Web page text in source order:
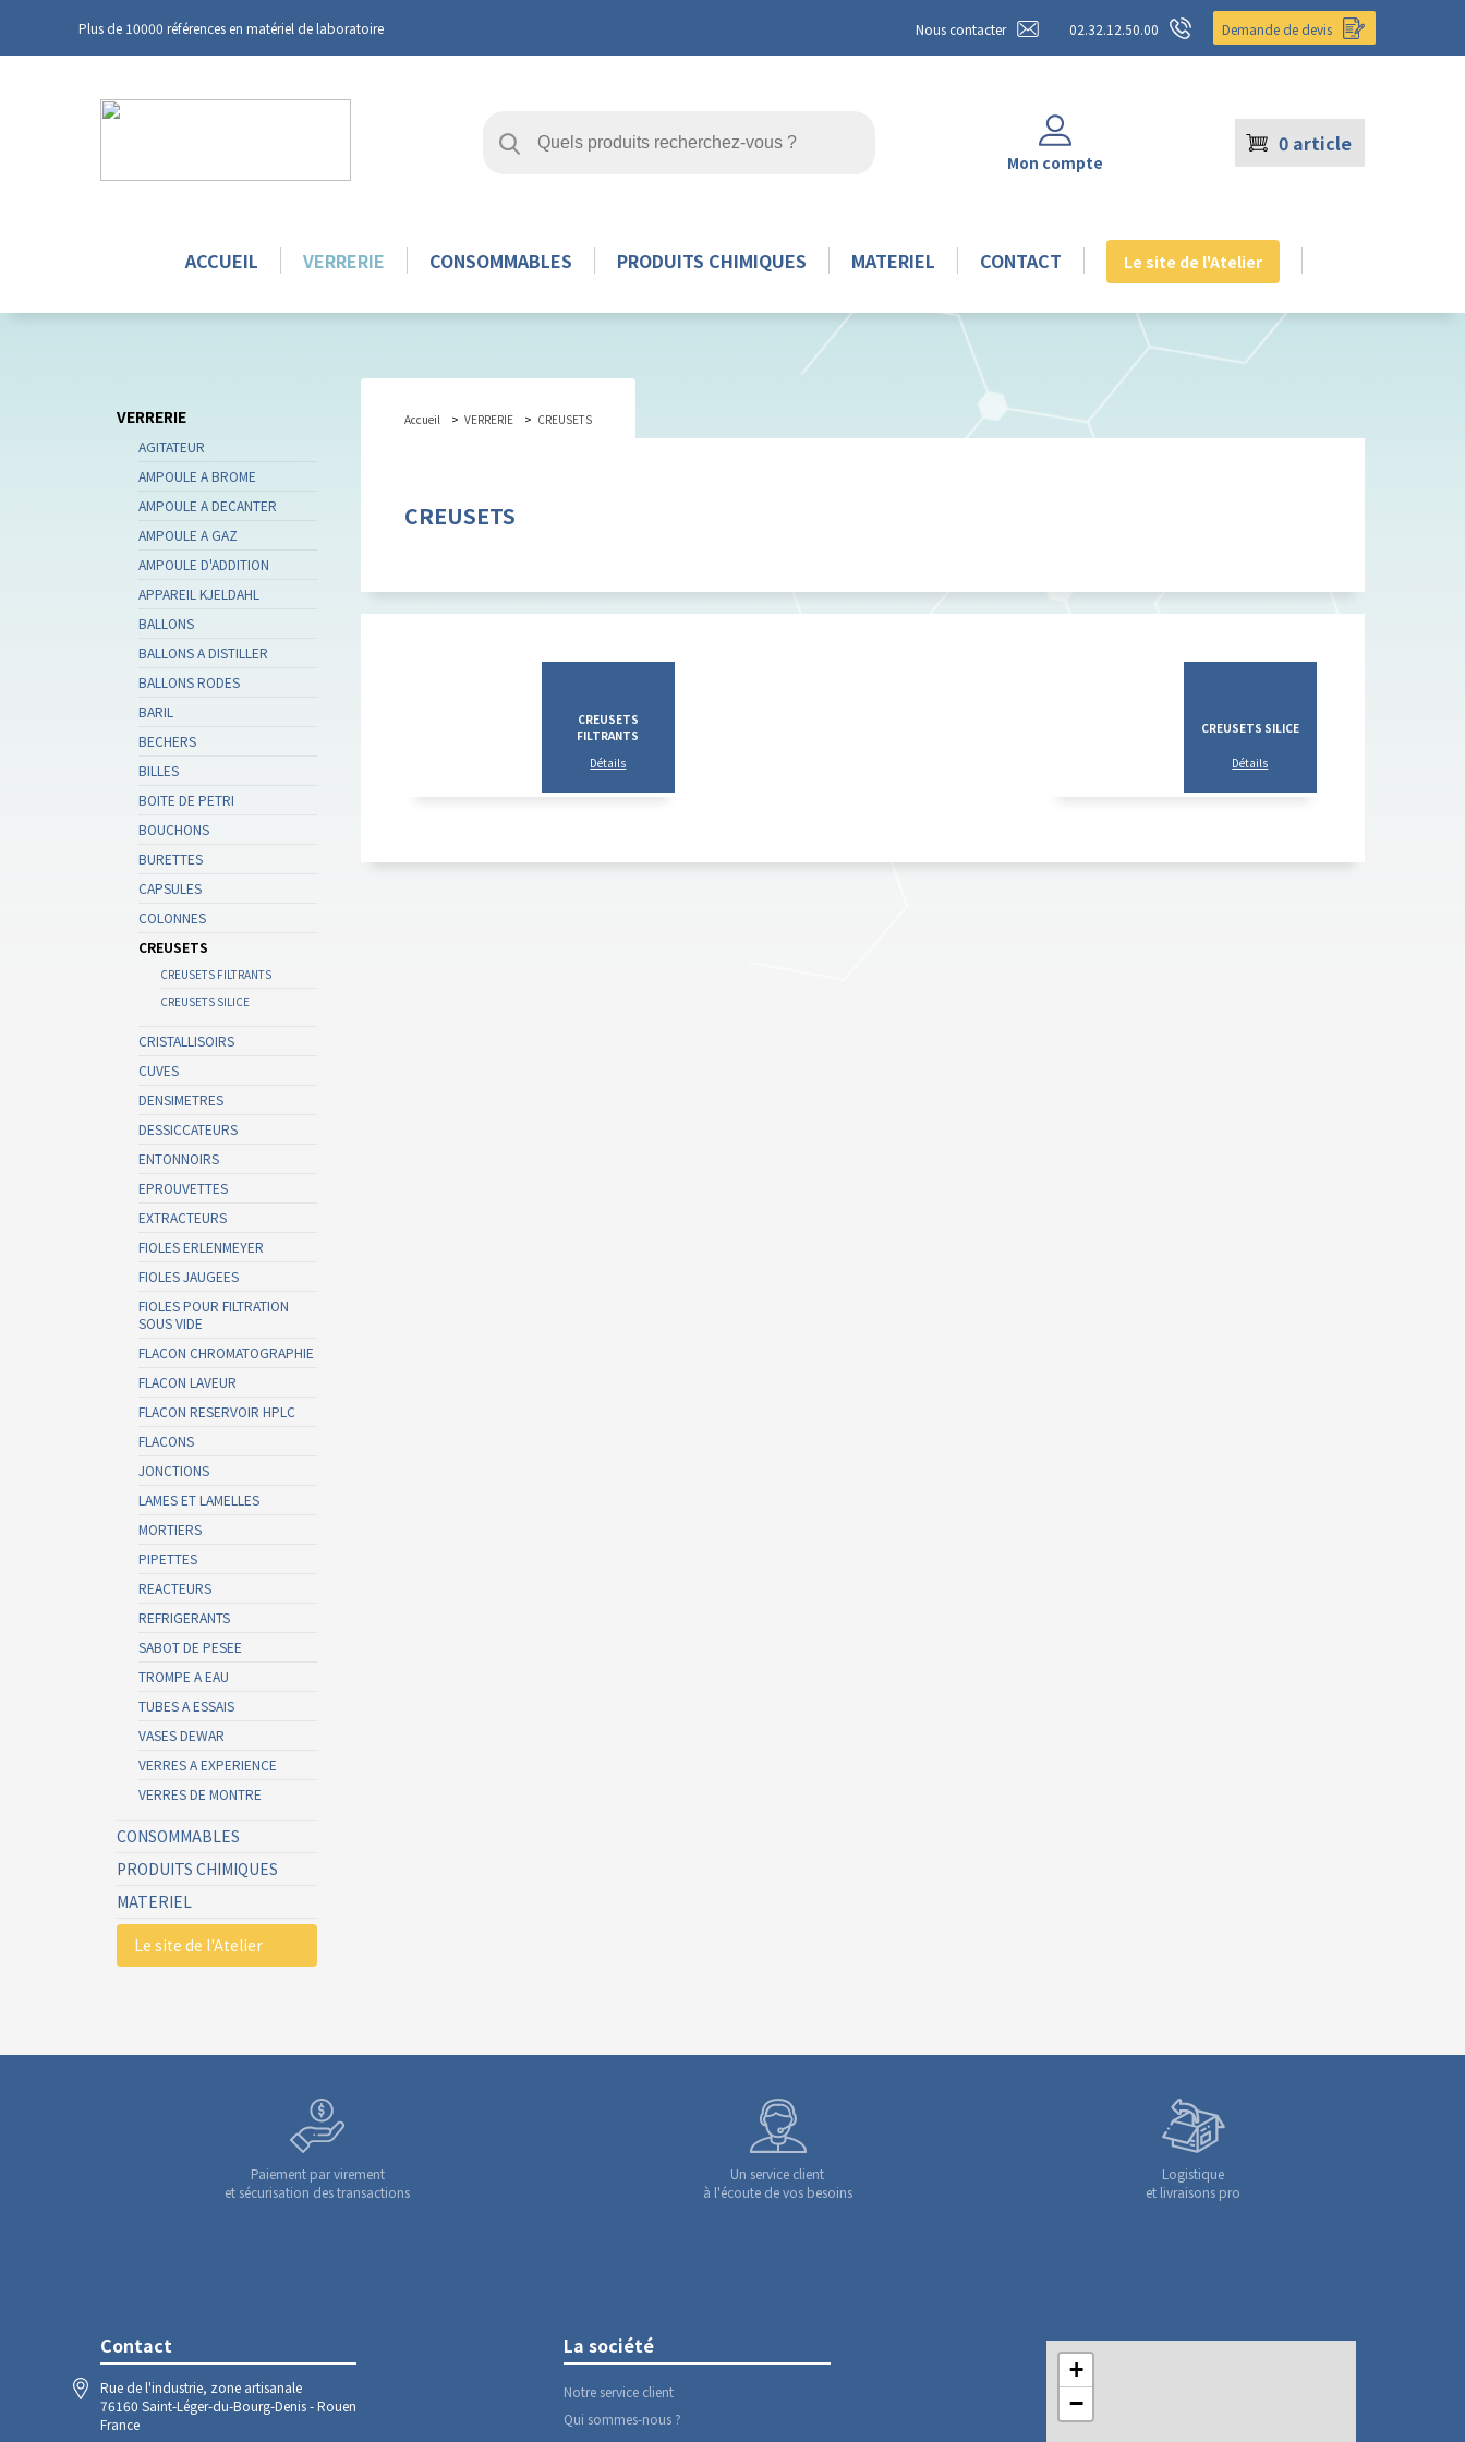
Plus de 10000 références en matériel de laboratoire Nous contacter 02.32.12.50.00 Demande de devis
Mon compte
0 article
ACCUEIL VERRERIE CONSOMMABLES PRODUITS CHIMIQUES MATERIEL CONTACT Le site de l'Atelier
VERRERIE
AGITATEUR
AMPOULE A BROME
AMPOULE A DECANTER
AMPOULE A GAZ
AMPOULE D'ADDITION
APPAREIL KJELDAHL
BALLONS
BALLONS A DISTILLER
BALLONS RODES
BARIL
BECHERS
BILLES
BOITE DE PETRI
BOUCHONS
BURETTES
CAPSULES
COLONNES
CREUSETS
CREUSETS FILTRANTS
CREUSETS SILICE
CRISTALLISOIRS
CUVES
DENSIMETRES
DESSICCATEURS
ENTONNOIRS
EPROUVETTES
EXTRACTEURS
FIOLES ERLENMEYER
FIOLES JAUGEES
FIOLES POUR FILTRATION
SOUS VIDE
FLACON CHROMATOGRAPHIE
FLACON LAVEUR
FLACON RESERVOIR HPLC
FLACONS
JONCTIONS
LAMES ET LAMELLES
MORTIERS
PIPETTES
REACTEURS
REFRIGERANTS
SABOT DE PESEE
TROMPE A EAU
TUBES A ESSAIS
VASES DEWAR
VERRES A EXPERIENCE
VERRES DE MONTRE
CONSOMMABLES
PRODUITS CHIMIQUES
MATERIEL
Le site de l'Atelier
Accueil VERRERIE CREUSETS
CREUSETS
CREUSETS
FILTRANTS
CREUSETS SILICE
Paiement par virement
et sécurisation des transactions
Un service client
à l'écoute de vos besoins
Logistique
et livraisons pro
Contact
Rue de l'industrie, zone artisanale
76160 Saint-Léger-du-Bourg-Denis - Rouen
France
La société
Notre service client
Qui sommes-nous ?